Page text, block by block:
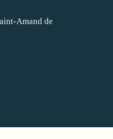
Amand de